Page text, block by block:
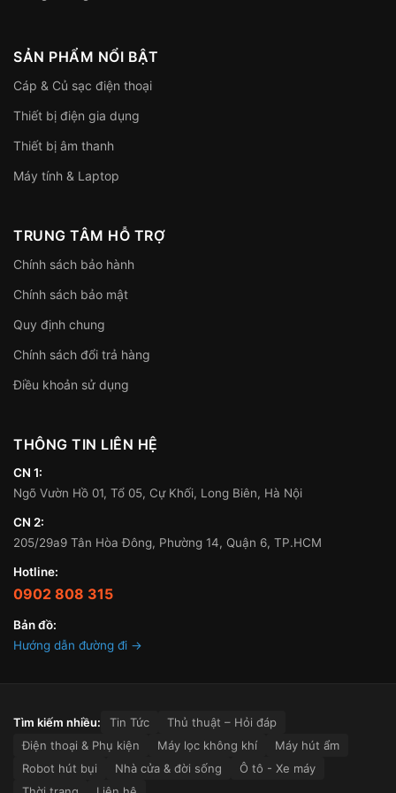
SẢN PHẨM NỔI BẬT
Cáp & Củ sạc điện thoại
Thiết bị điện gia dụng
Thiết bị âm thanh
Máy tính & Laptop
TRUNG TÂM HỖ TRỢ
Chính sách bảo hành
Chính sách bảo mật
Quy định chung
Chính sách đổi trả hàng
Điều khoản sử dụng
THÔNG TIN LIÊN HỆ
CN 1:
Ngõ Vườn Hồ 01, Tổ 05, Cự Khối, Long Biên, Hà Nội
CN 2:
205/29a9 Tân Hòa Đông, Phường 14, Quận 6, TP.HCM
Hotline:
0902 808 315
Bản đồ:
Hướng dẫn đường đi →
Tìm kiếm nhiều: Tin Tức
Thủ thuật – Hỏi đáp
Điện thoại & Phụ kiện
Máy lọc không khí
Máy hút ẩm
Robot hút bụi
Nhà cửa & đời sống
Ô tô - Xe máy